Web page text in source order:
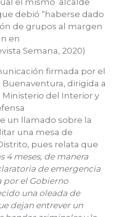
debió “haberse dado
de grupos al margen
en
Semana, 2020)
firmada por el
dirigida a
del Interior y
un llamado sobre la
una mesa de
pues relata que
4 meses, de manera
de emergencia
por el Gobierno
una oleada de
dejan entrever un